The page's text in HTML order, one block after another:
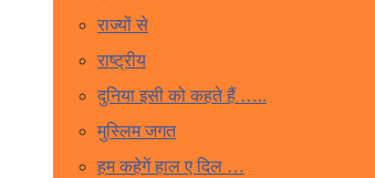
राज्यों से
राष्ट्रीय
दुनिया इसी को कहते हैं …..
मुस्लिम जगत
हम कहेगें हाल ए दिल …